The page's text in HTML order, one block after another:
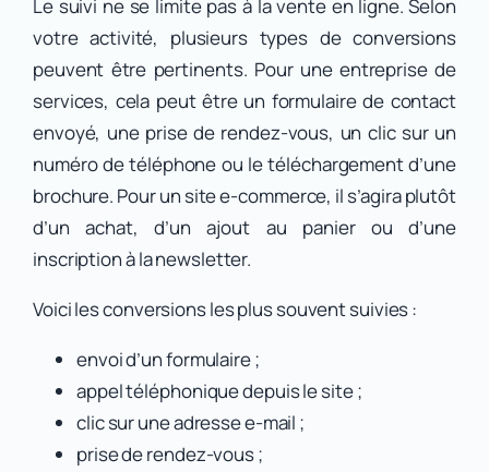
Le suivi ne se limite pas à la vente en ligne. Selon
votre activité, plusieurs types de conversions
peuvent être pertinents. Pour une entreprise de
services, cela peut être un formulaire de contact
envoyé, une prise de rendez-vous, un clic sur un
numéro de téléphone ou le téléchargement d’une
brochure. Pour un site e-commerce, il s’agira plutôt
d’un achat, d’un ajout au panier ou d’une
inscription à la newsletter.
Voici les conversions les plus souvent suivies :
envoi d’un formulaire ;
appel téléphonique depuis le site ;
clic sur une adresse e-mail ;
prise de rendez-vous ;